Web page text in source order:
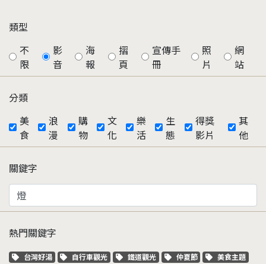
類型
不
限
影
音
海
報
摺
頁
宣傳手
冊
照
片
網
站
分類
美
食
浪
漫
購
物
文
化
樂
活
生
態
得獎
影片
其
他
關鍵字
熱門關鍵字
關鍵字標籤
台灣好湯 關鍵字標籤
自行車觀光 關鍵字標籤
鐵道觀光 關鍵字標籤
仲夏節 關鍵字標籤
美食主題